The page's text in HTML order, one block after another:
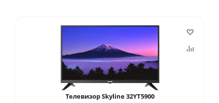
Телевизор Skyline 32YT5900